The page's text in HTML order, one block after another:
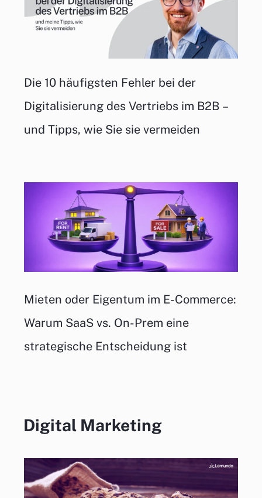
Die 10 häufigsten Fehler bei der
Digitalisierung des Vertriebs im B2B –
und Tipps, wie Sie sie vermeiden
Mieten oder Eigentum im E-Commerce:
Warum SaaS vs. On-Prem eine
strategische Entscheidung ist
Digital Marketing